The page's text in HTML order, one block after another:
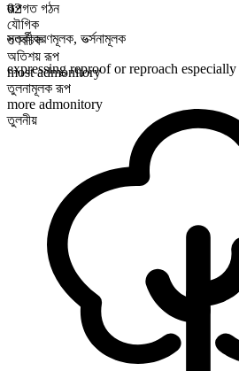
রূপগত গঠন
যৌগিক
গুণবাচক
অতিশয় রূপ
most admonitory
তুলনামূলক রূপ
more admonitory
তুলনীয়
02
সতর্কীকরণমূলক, ভর্ত্সনামূলক
expressing reproof or reproach